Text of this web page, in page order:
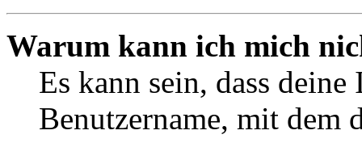
Warum kann ich mich
Es kann sein, dass
Benutzername, mit dem